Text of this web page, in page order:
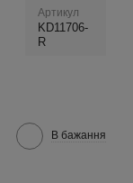
Артикул
KD11706-
R
В бажання